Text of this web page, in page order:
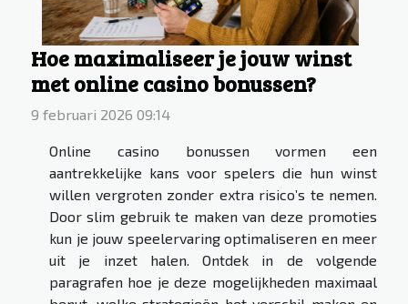
Hoe maximaliseer je jouw winst
met online casino bonussen?
9 februari 2026 09:14
Online casino bonussen vormen een
aantrekkelijke kans voor spelers die hun winst
willen vergroten zonder extra risico’s te nemen.
Door slim gebruik te maken van deze promoties
kun je jouw speelervaring optimaliseren en meer
uit je inzet halen. Ontdek in de volgende
paragrafen hoe je deze mogelijkheden maximaal